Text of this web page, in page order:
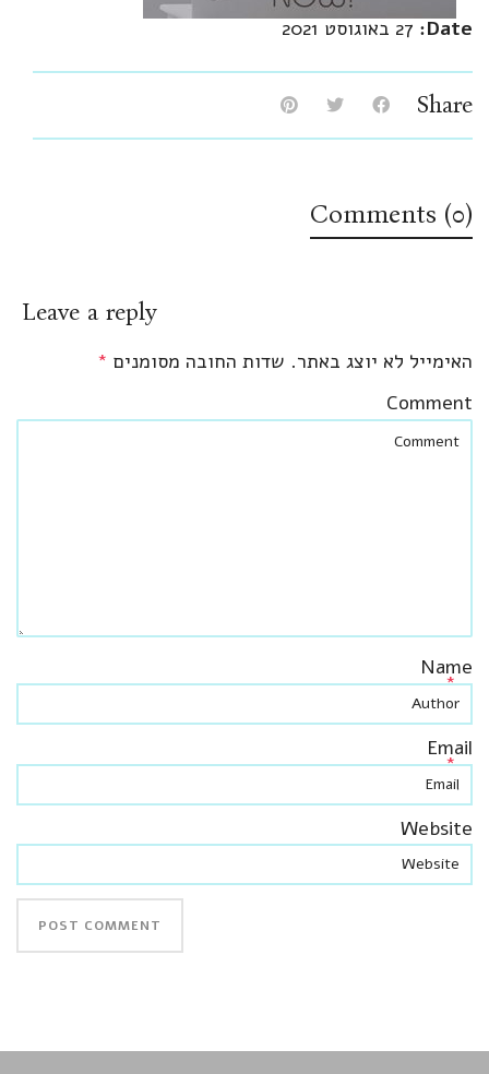
Date: 27 באוגוסט 2021
Share
Comments (0)
Leave a reply
האימייל לא יוצג באתר. שדות החובה מסומנים *
Comment
Name
*
Email
*
Website